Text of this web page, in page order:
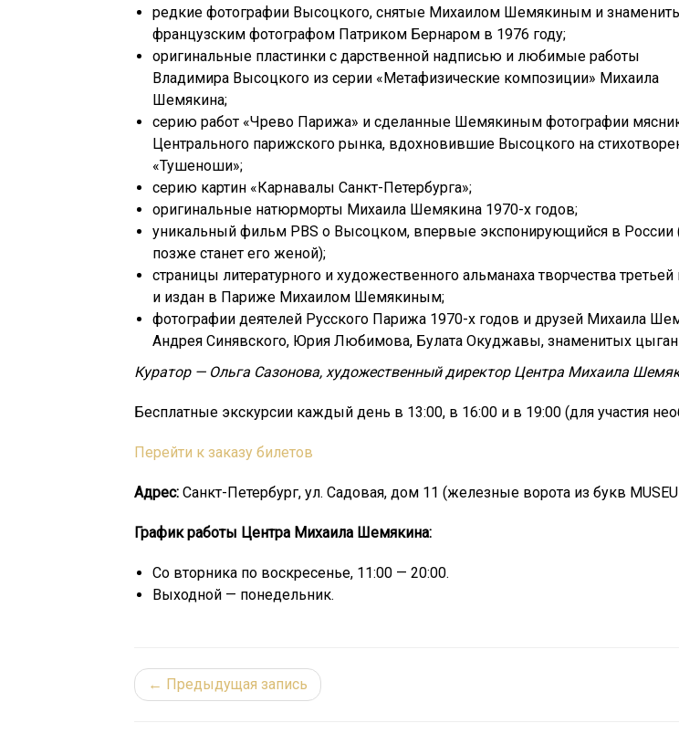
редкие фотографии Высоцкого, снятые Михаилом Шемякиным и
французским фотографом Патриком Бернаром в 1976 году;
оригинальные пластинки с дарственной надписью и любимые работы
Владимира Высоцкого из серии «Метафизические композиции» Михаила
Шемякина;
серию работ «Чрево Парижа» и сделанные Шемякиным фотографии
Центрального парижского рынка, вдохновившие Высоцкого на
«Тушеноши»;
серию картин «Карнавалы Санкт-Петербурга»;
оригинальные натюрморты Михаила Шемякина 1970-х годов;
уникальный фильм PBS о Высоцком, впервые экспонирующийся в России
позже станет его женой);
страницы литературного и художественного альманаха творчества
и издан в Париже Михаилом Шемякиным;
фотографии деятелей Русского Парижа 1970-х годов и друзей Михаила
Андрея Синявского, Юрия Любимова, Булата Окуджавы, знаменитых
Куратор — Ольга Сазонова, художественный директор Центра Михаила
Бесплатные экскурсии каждый день в 13:00, в 16:00 и в 19:00 (для участия
Перейти к заказу билетов
Адрес: Санкт-Петербург, ул. Садовая, дом 11 (железные ворота из букв
График работы Центра Михаила Шемякина:
Со вторника по воскресенье, 11:00 — 20:00.
Выходной — понедельник.
← Предыдущая запись